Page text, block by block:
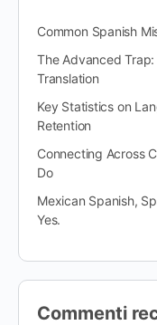
Common Spanish
The Advanced
Translation
Key Statistics on
Retention
Connecting Across
Do
Mexican Spanish,
Yes.
Commenti